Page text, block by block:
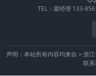
TEL：梁经理 133-
声明：本站所有内容均来自 > 浙
联系